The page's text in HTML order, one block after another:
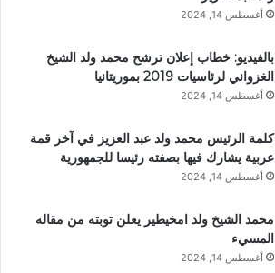
أغسطس 14, 2024
بالفيديو: خطاب إعلان ترشح محمد ولد الشيخ
الغزواني لرئاسيات 2019 بموريتانيا
أغسطس 14, 2024
كلمة الرئيس محمد ولد عبد العزيز في آخر قمة
عربية يشارك فيها بصفته رئيسا للجمهورية
أغسطس 14, 2024
محمد الشيخ ولد امخيطير يعلن توبته من مقاله
المسيء
أغسطس 14, 2024